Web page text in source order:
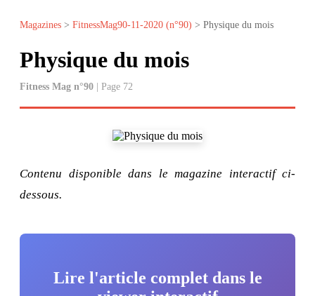
Magazines > FitnessMag90-11-2020 (n°90) > Physique du mois
Physique du mois
Fitness Mag n°90 | Page 72
Contenu disponible dans le magazine interactif ci-
dessous.
Lire l'article complet dans le